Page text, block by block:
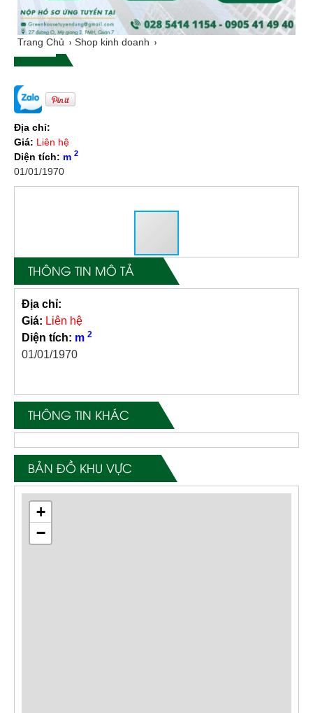
Trang Chủ Shop kinh doanh
Địa chỉ:
Giá: Liên hệ
Diện tích: m 2
01/01/1970
THÔNG TIN MÔ TẢ
Địa chỉ:
Giá: Liên hệ
Diện tích: m 2
01/01/1970
THÔNG TIN KHÁC
BẢN ĐỒ KHU VỰC
+
−